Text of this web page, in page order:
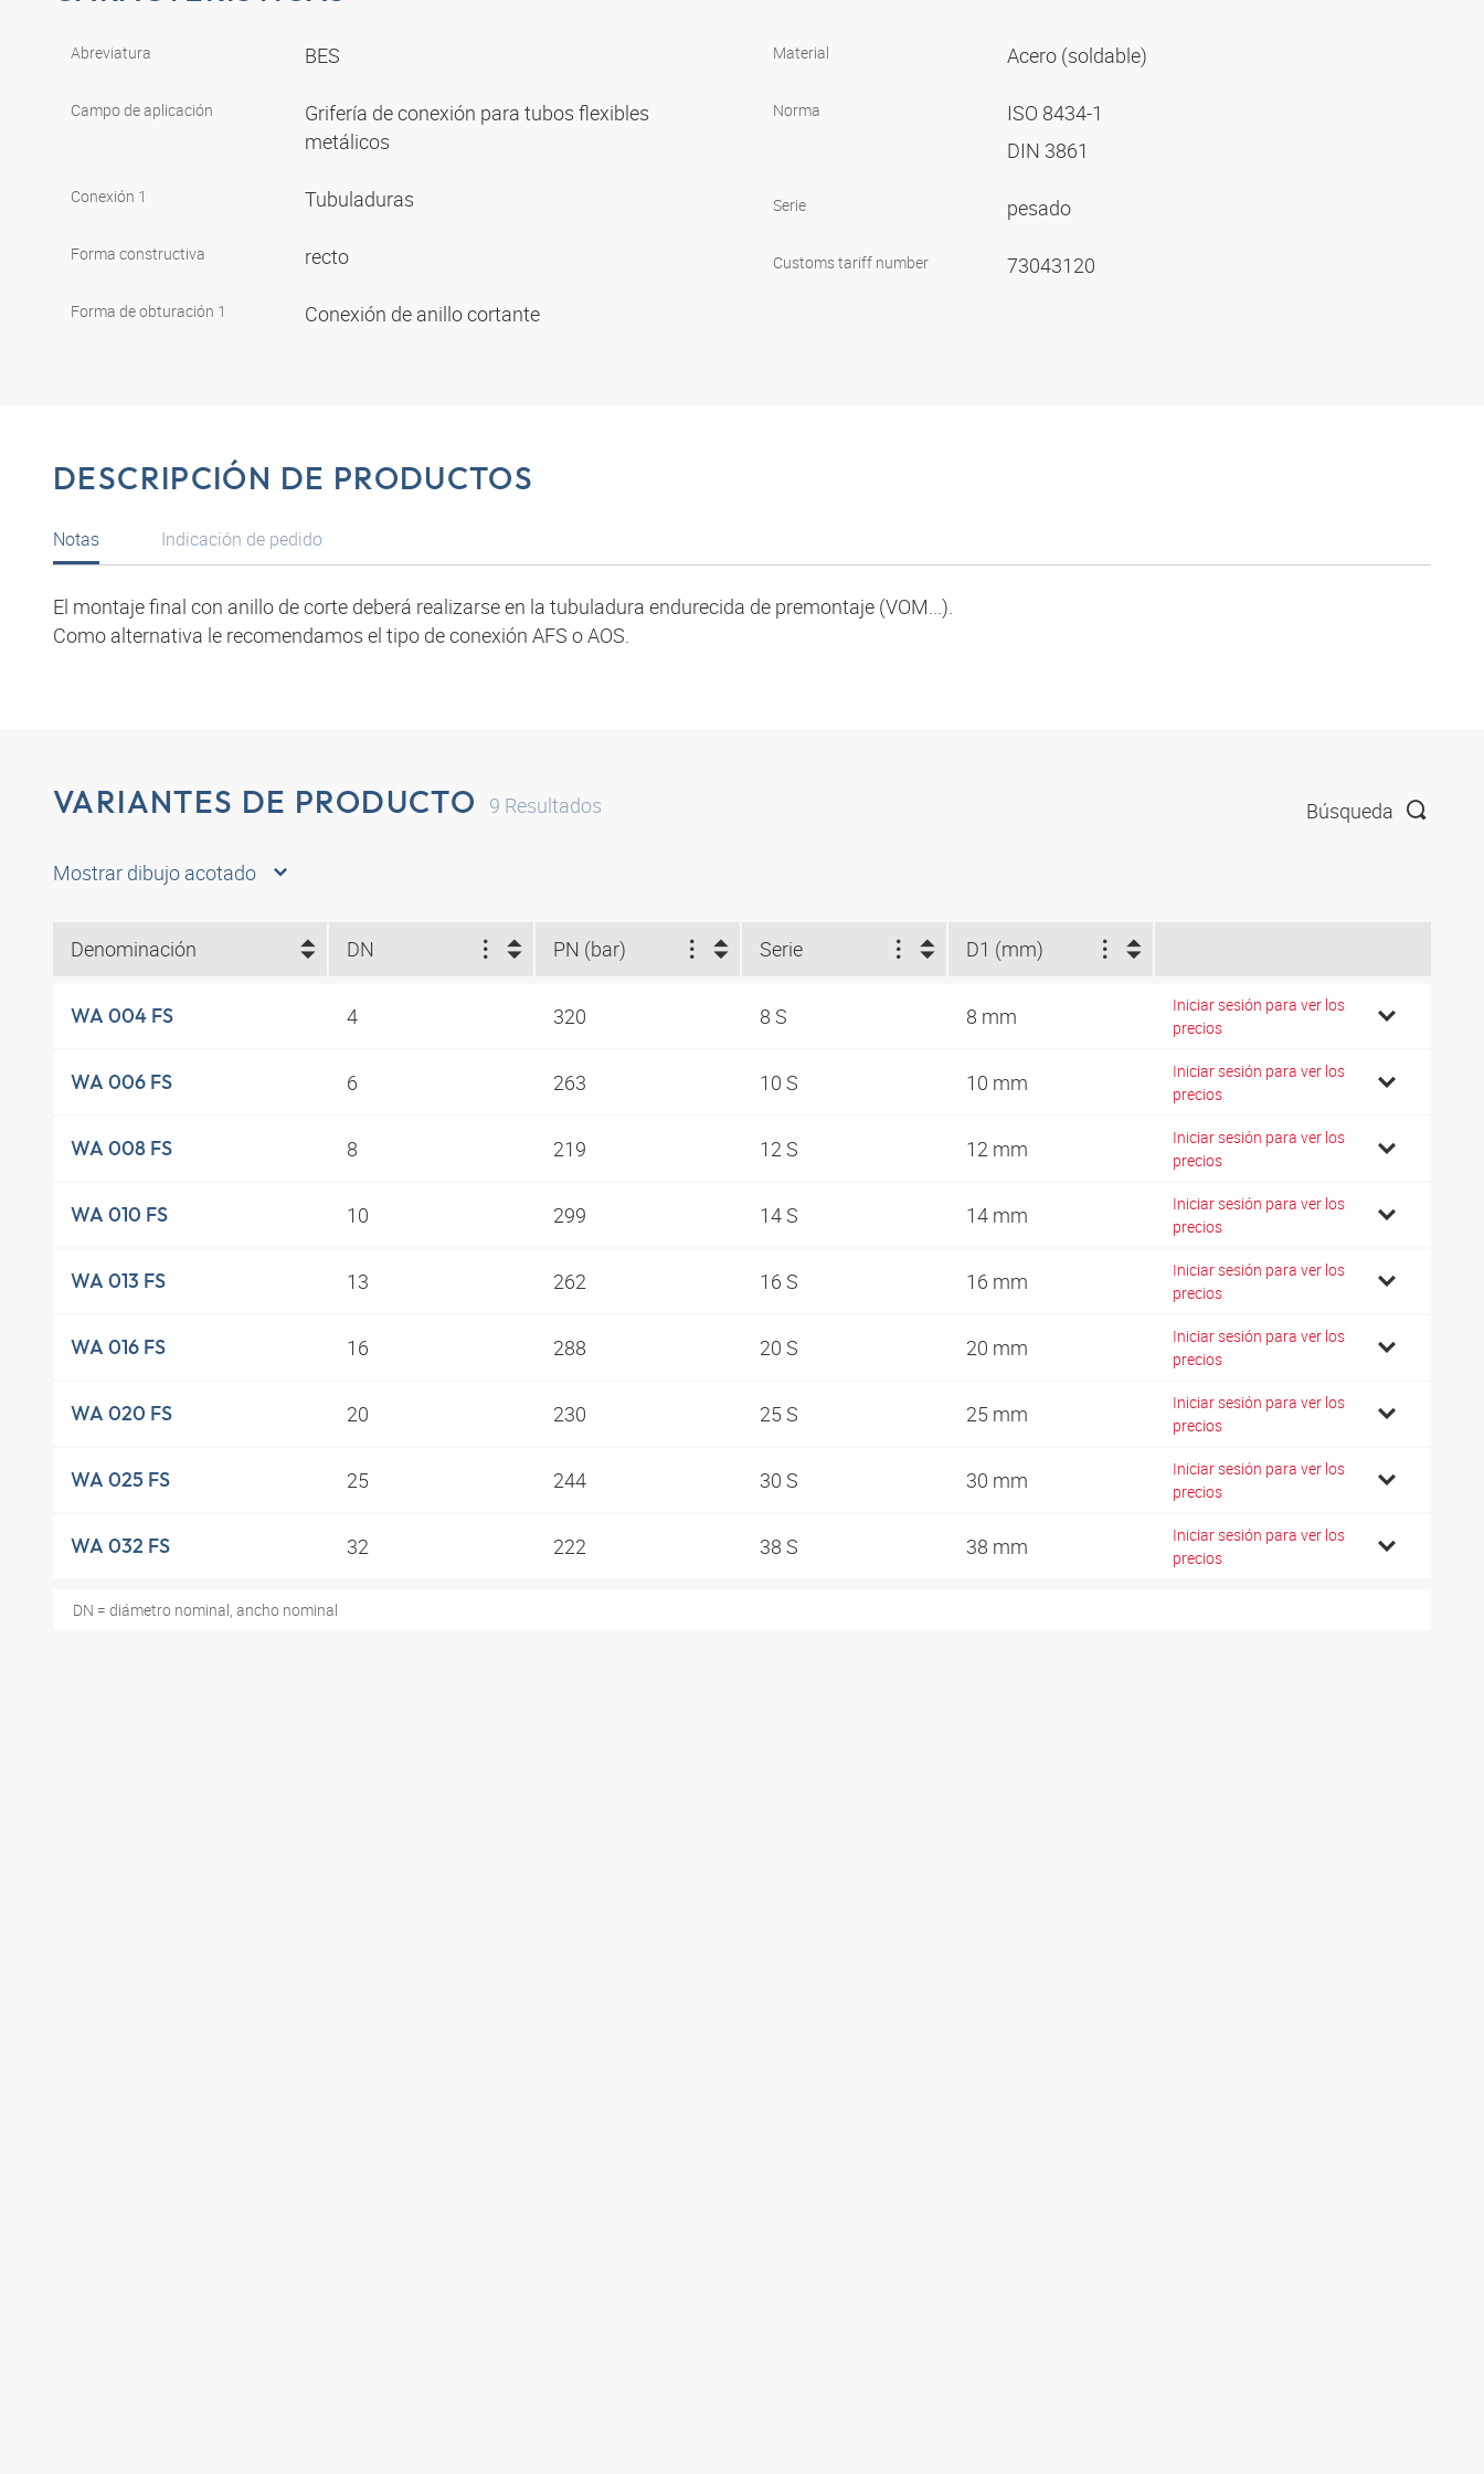
Abreviatura BES
Campo de aplicación
Grifería de conexión para tubos flexibles
metálicos
Conexión 1 Tubuladuras
Forma constructiva recto
Forma de obturación 1 Conexión de anillo cortante
Material Acero (soldable)
Norma
ISO 8434-1
DIN 3861
Serie pesado
Customs tariff number 73043120
DESCRIPCIÓN DE PRODUCTOS
Notas
El montaje final con anillo de corte deberá realizarse en la tubuladura endurecida de premontaje (VOM...).
Como alternativa le recomendamos el tipo de conexión AFS o AOS.
Indicación de pedido
VARIANTES DE PRODUCTO 9 Resultados Búsqueda
Mostrar dibujo acotado
Denominación DN PN (bar) Serie D1 (mm)
WA 004 FS 4 320 8 S 8 mm
Iniciar sesión para ver los
precios
WA 006 FS 6 263 10 S 10 mm
Iniciar sesión para ver los
precios
WA 008 FS 8 219 12 S 12 mm
Iniciar sesión para ver los
precios
WA 010 FS 10 299 14 S 14 mm
Iniciar sesión para ver los
precios
WA 013 FS 13 262 16 S 16 mm
Iniciar sesión para ver los
precios
WA 016 FS 16 288 20 S 20 mm
Iniciar sesión para ver los
precios
WA 020 FS 20 230 25 S 25 mm
Iniciar sesión para ver los
precios
WA 025 FS 25 244 30 S 30 mm
Iniciar sesión para ver los
precios
WA 032 FS 32 222 38 S 38 mm
Iniciar sesión para ver los
precios
DN = diámetro nominal, ancho nominal